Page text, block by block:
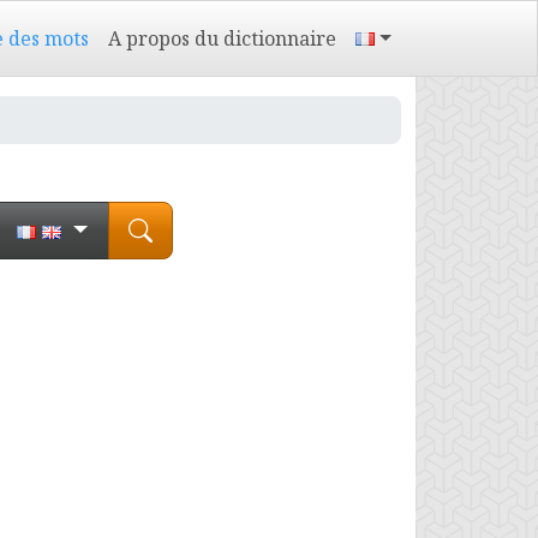
des mots A propos du dictionnaire